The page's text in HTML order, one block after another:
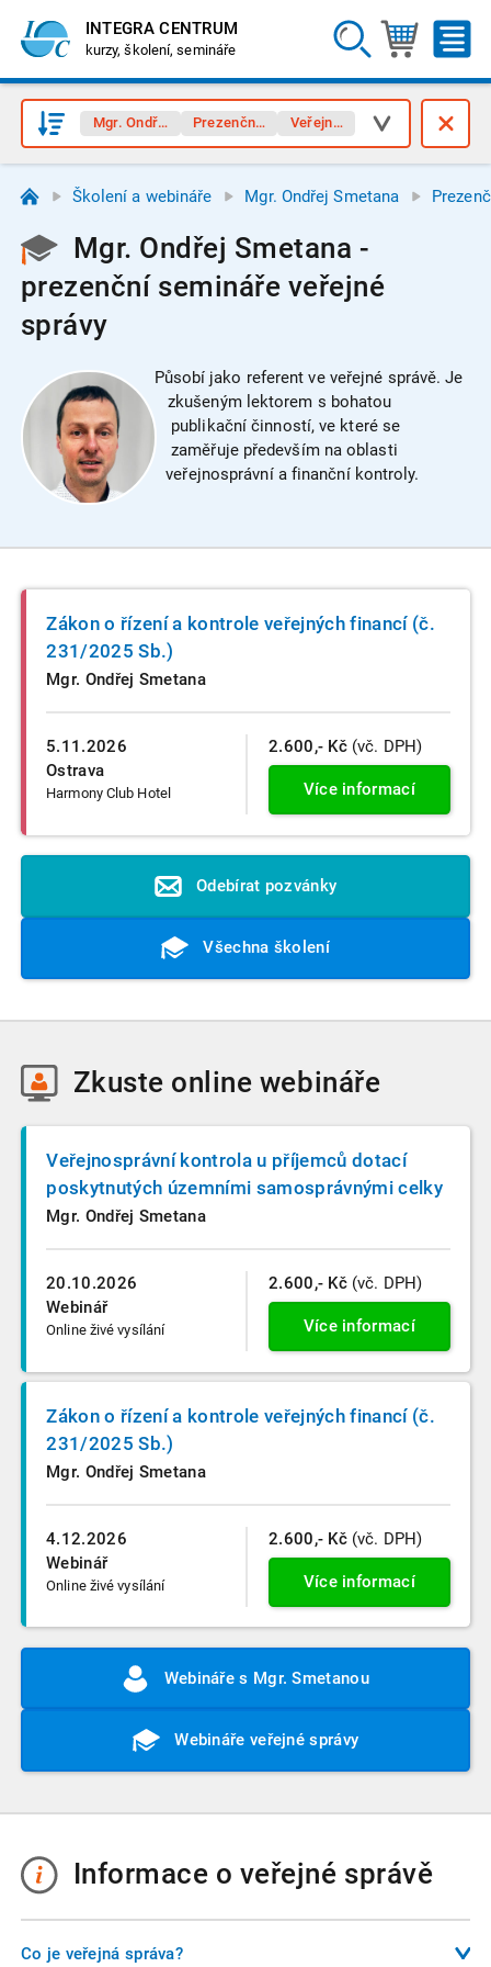
INTEGRA CENTRUM
kurzy, školení, semináře
Mgr. Ondřej SmetanaPrezenční seminářeVeřejná správa
Školení a webináře Mgr. Ondřej Smetana
Mgr. Ondřej Smetana -
prezenční semináře veřejné
správy
Působí jako referent ve veřejné správě. Je
zkušeným lektorem s bohatou
publikační činností, ve které se
zaměřuje především na oblasti
veřejnosprávní a finanční kontroly.
5.11.2026
Ostrava
Harmony Club Hotel
Zákon o řízení a kontrole veřejných financí (č.
231/2025 Sb.)
Mgr. Ondřej Smetana
2.600,- Kč (vč. DPH)
Více informací
Odebírat pozvánky
Všechna školení
Zkuste online webináře
20.10.2026
Webinář
Online živé vysílání
Veřejnosprávní kontrola u příjemců dotací
poskytnutých územními samosprávnými celky
Mgr. Ondřej Smetana
2.600,- Kč (vč. DPH)
Více informací
4.12.2026
Webinář
Online živé vysílání
Zákon o řízení a kontrole veřejných financí (č.
231/2025 Sb.)
Mgr. Ondřej Smetana
2.600,- Kč (vč. DPH)
Více informací
Webináře s Mgr. Smetanou
Webináře veřejné správy
Informace o veřejné správě
Co je veřejná správa?